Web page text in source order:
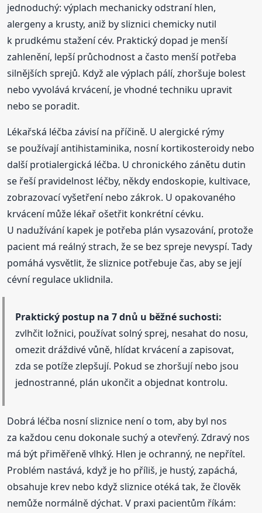
jednoduchý: výplach mechanicky odstraní hlen,
alergeny a krusty, aniž by sliznici chemicky nutil
k prudkému stažení cév. Praktický dopad je menší
zahlenění, lepší průchodnost a často menší potřeba
silnějších sprejů. Když ale výplach pálí, zhoršuje bolest
nebo vyvolává krvácení, je vhodné techniku upravit
nebo se poradit.
Lékařská léčba závisí na příčině. U alergické rýmy
se používají antihistaminika, nosní kortikosteroidy nebo
další protialergická léčba. U chronického zánětu dutin
se řeší pravidelnost léčby, někdy endoskopie, kultivace,
zobrazovací vyšetření nebo zákrok. U opakovaného
krvácení může lékař ošetřit konkrétní cévku.
U nadužívání kapek je potřeba plán vysazování, protože
pacient má reálný strach, že se bez spreje nevyspí. Tady
pomáhá vysvětlit, že sliznice potřebuje čas, aby se její
cévní regulace uklidnila.
Praktický postup na 7 dnů u běžné suchosti:
zvlhčit ložnici, používat solný sprej, nesahat do nosu,
omezit dráždivé vůně, hlídat krvácení a zapisovat,
zda se potíže zlepšují. Pokud se zhoršují nebo jsou
jednostranné, plán ukončit a objednat kontrolu.
Dobrá léčba nosní sliznice není o tom, aby byl nos
za každou cenu dokonale suchý a otevřený. Zdravý nos
má být přiměřeně vlhký. Hlen je ochranný, ne nepřítel.
Problém nastává, když je ho příliš, je hustý, zapáchá,
obsahuje krev nebo když sliznice otéká tak, že člověk
nemůže normálně dýchat. V praxi pacientům říkám: